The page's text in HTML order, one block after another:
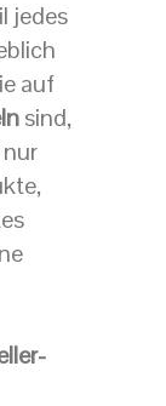
jedes
auf
sind,